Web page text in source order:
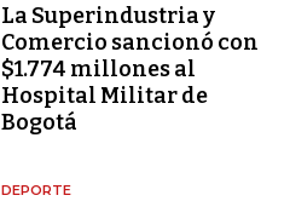
La Superindustria y
Comercio sancionó con
$1.774 millones al
Hospital Militar de
Bogotá
DEPORTE